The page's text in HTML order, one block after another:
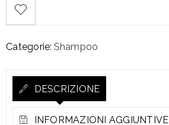
Categorie: Shampoo
DESCRIZIONE
INFORMAZIONI AGGIUNTIVE